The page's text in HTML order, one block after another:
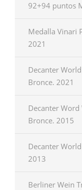
92+94 puntos
Medalla Vinari
2021
Decanter
Bronce. 2021
Decanter
Bronce. 2015
Decanter
2013
Berliner Wein